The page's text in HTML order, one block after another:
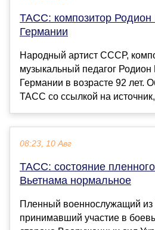
ТАСС: композитор
Германии
Народный артист СССР,
музыкальный педагог
Германии в возрасте 92 лет.
ТАСС со ссылкой на
08:23, 10 Авг
ТАСС: состояние
Вьетнама нормальное
Пленный военнослужащий из
принимавший участие в